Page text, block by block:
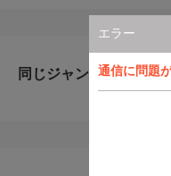
エラー
通信に問題
同じジャンルのおすす